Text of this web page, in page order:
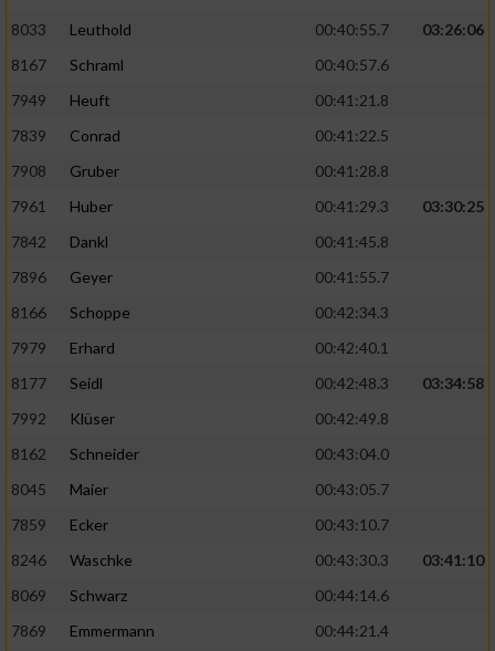
8033
Leuthold 00:40:55.7
03:26:06
8167
Schraml
00:40:57.6
7949
Heuft
00:41:21.8
7839
Conrad
00:41:22.5
7908
Gruber
00:41:28.8
7961
Huber 00:41:29.3
03:30:25
7842
Dankl
00:41:45.8
7896
Geyer
00:41:55.7
8166
Schoppe
00:42:34.3
7979
Erhard
00:42:40.1
8177
Seidl 00:42:48.3
03:34:58
7992
Klüser
00:42:49.8
8162
Schneider
00:43:04.0
8045
Maier
00:43:05.7
7859
Ecker
00:43:10.7
8246
Waschke 00:43:30.3
03:41:10
8069
Schwarz
00:44:14.6
7869
Emmermann
00:44:21.4